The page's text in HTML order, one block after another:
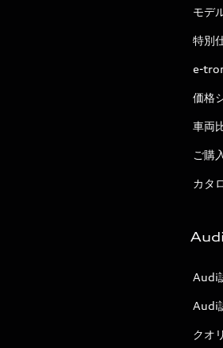
モデ
特別
e-
価格
車両
ご購
カタ
Audi
Audi
Audi
クオ